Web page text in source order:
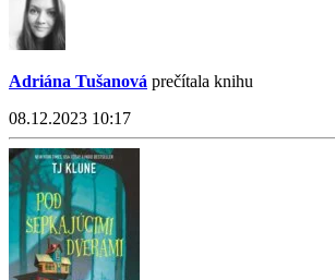
Adriána Tušanová prečítala knihu
08.12.2023 10:17